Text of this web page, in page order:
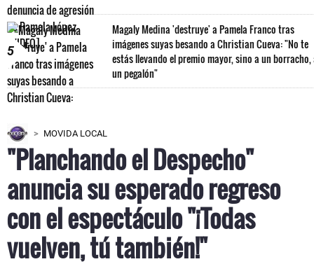
5
Magaly Medina 'destruye' a Pamela Franco tras
imágenes suyas besando a Christian Cueva: "No te
estás llevando el premio mayor, sino a un borracho,
un pegalón"
MOVIDA LOCAL
"Planchando el Despecho"
anuncia su esperado regreso
con el espectáculo "¡Todas
vuelven, tú también!"